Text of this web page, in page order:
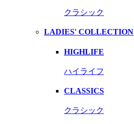
クラシック
LADIES' COLLECTION
HIGHLIFE
ハイライフ
CLASSICS
クラシック